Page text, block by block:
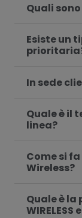
Quali
Esiste un
In sede
Quale è il
linea?
Come si
Wireless?
Quale è
WIRELESS